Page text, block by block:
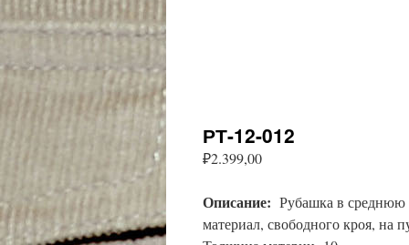
РТ-12-012
₽2.399,00
Описание: Рубашка в среднюю
материал, свободного кроя, на